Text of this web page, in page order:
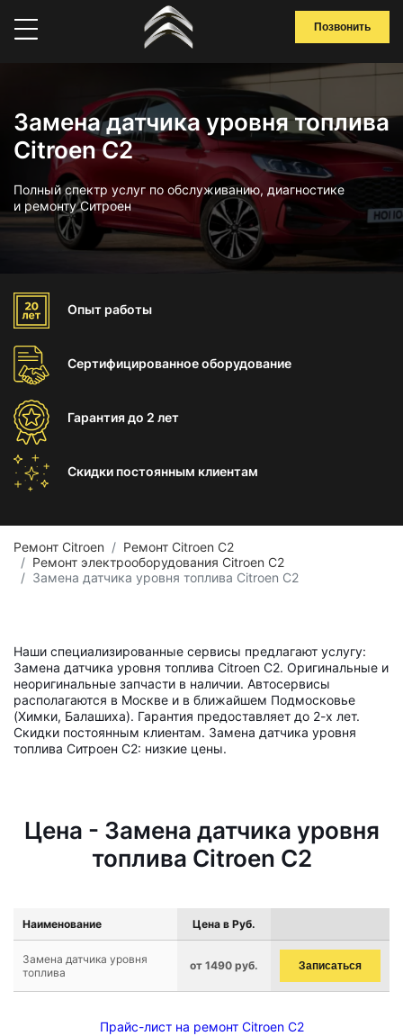
Позвонить
Замена датчика уровня топлива
Citroen C2
Полный спектр услуг по обслуживанию, диагностике
и ремонту Ситроен
Опыт работы
Сертифицированноеоборудование
Гарантиядо 2 лет
Скидки постоянным клиентам
Ремонт Citroen
Ремонт Citroen C2
Ремонт электрооборудования Citroen C2
Замена датчика уровня топлива Citroen C2
Наши специализированные сервисы предлагают услугу:
Замена датчика уровня топлива Citroen C2. Оригинальные и
неоригинальные запчасти в наличии. Автосервисы
располагаются в Москве и в ближайшем Подмосковье
(Химки, Балашиха). Гарантия предоставляет до 2-х лет.
Скидки постоянным клиентам. Замена датчика уровня
топлива Ситроен С2: низкие цены.
Цена - Замена датчика уровня
топлива Citroen C2
Наименование Цена в Руб.
Замена датчика уровня
топлива
от 1490 руб. Записаться
Прайс-лист на ремонт Citroen C2